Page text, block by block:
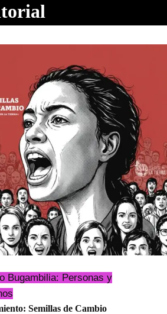
Bugambilia: Personas y
Semillas de Cambio